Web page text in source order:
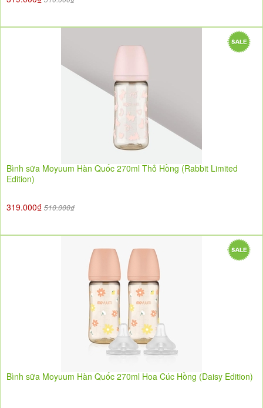
Bình sữa Moyuum Hàn Quốc 270ml Thỏ Hồng (Rabbit Limited
Edition)
319.000₫ 510.000₫
Bình sữa Moyuum Hàn Quốc 270ml Hoa Cúc Hồng (Daisy Edition)